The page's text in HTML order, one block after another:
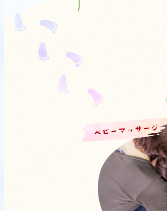
ベビーマッサージ